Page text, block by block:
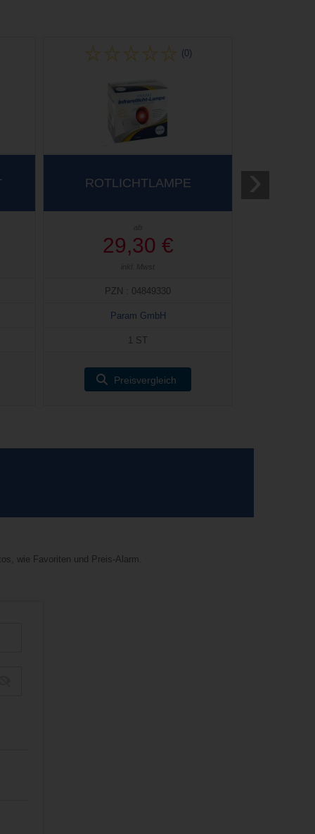
(0)
ROTLICHTLAMPE
ab
29,30 €
inkl. Mwst
PZN : 04849330
Param GmbH
1 ST
Preisvergleich
wie Favoriten und Preis-Alarm.